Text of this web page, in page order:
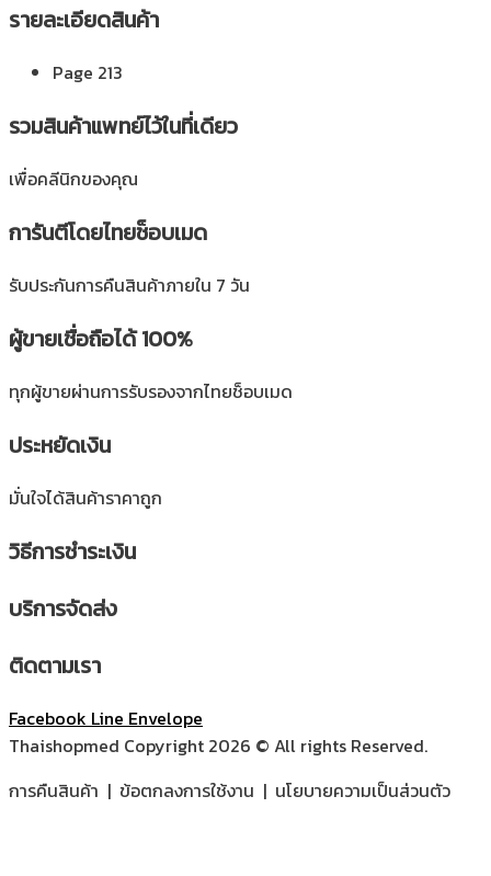
รายละเอียดสินค้า
Page 213
รวมสินค้าแพทย์ไว้ในที่เดียว
เพื่อคลีนิกของคุณ
การันตีโดยไทยช็อบเมด
รับประกันการคืนสินค้าภายใน 7 วัน
ผู้ขายเชื่อถือได้ 100%
ทุกผู้ขายผ่านการรับรองจากไทยช็อบเมด
ประหยัดเงิน
มั่นใจได้สินค้าราคาถูก
วิธีการชำระเงิน
บริการจัดส่ง
ติดตามเรา
Facebook Line Envelope
Thaishopmed Copyright 2026 © All rights Reserved.
การคืนสินค้า | ข้อตกลงการใช้งาน | นโยบายความเป็นส่วนตัว